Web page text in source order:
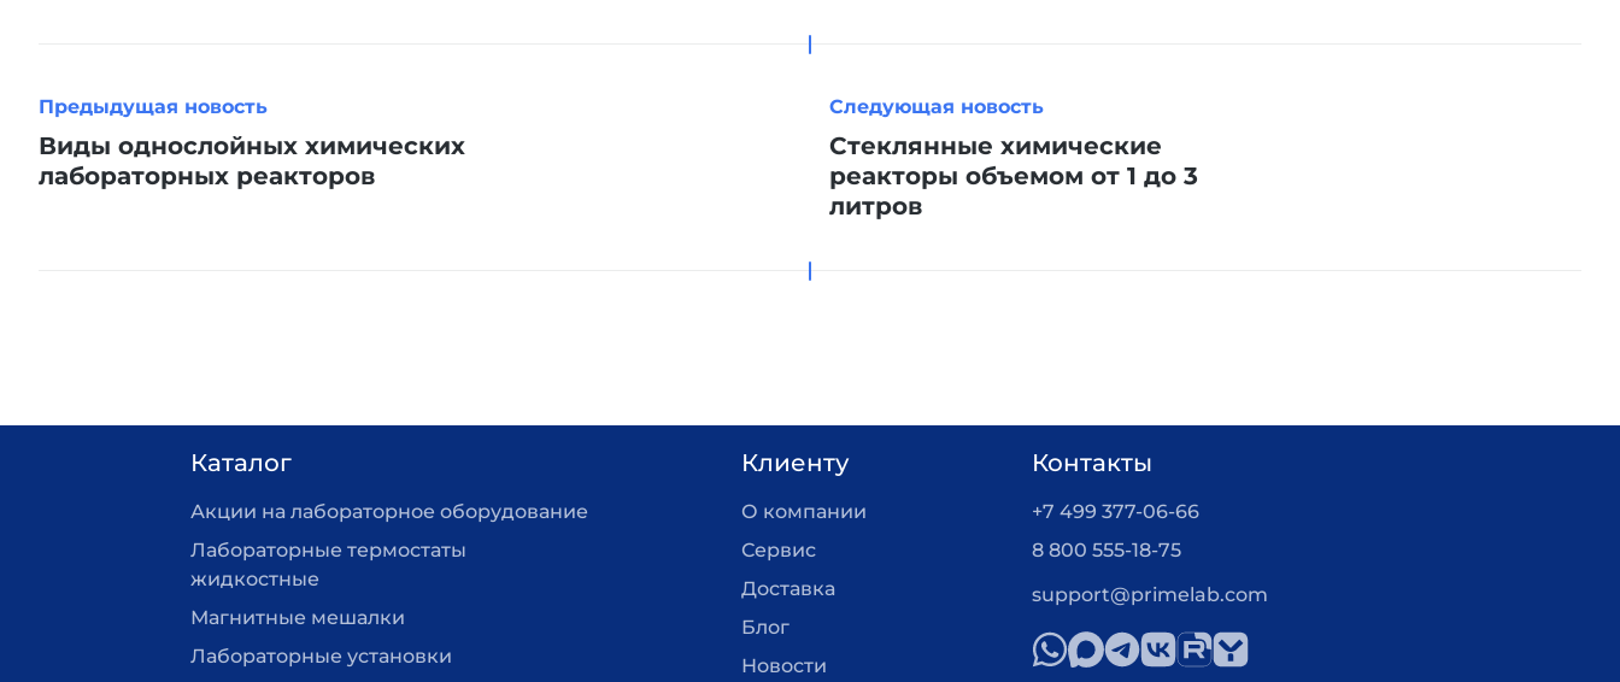
Предыдущая новость
Виды однослойных химических
лабораторных реакторов
Следующая новость
Стеклянные химические
реакторы объемом от 1 до 3
литров
Каталог
Акции на лабораторное оборудование
Лабораторные термостаты
жидкостные
Магнитные мешалки
Лабораторные установки
Клиенту
О компании
Сервис
Доставка
Блог
Новости
Контакты
+7 499 377-06-66
8 800 555-18-75
support@primelab.com